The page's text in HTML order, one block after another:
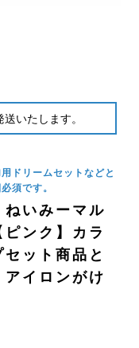
送いたします。
ドリームセットなどと
須です。
いみーマル
ンク】カラ
ット商品と
イロンがけ